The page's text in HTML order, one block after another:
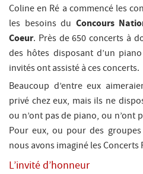
Coline en Ré a commencé les
les besoins du Concours
Coeur. Près de 650 concerts à
des hôtes disposant d’un
invités ont assisté à ces concerts.
Beaucoup d’entre eux
privé chez eux, mais ils ne
ou n’ont pas de piano, ou n’ont
Pour eux, ou pour des
nous avons imaginé les Concerts
L’invité d’honneur